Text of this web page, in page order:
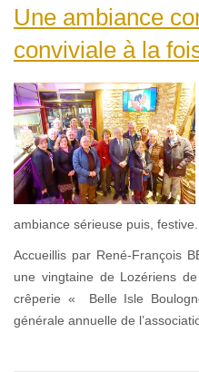
Une ambiance
conviviale à la
ambiance sérieuse puis, festive.
Accueillis par René-François
une vingtaine de Lozériens
crêperie « Belle Isle
générale annuelle de